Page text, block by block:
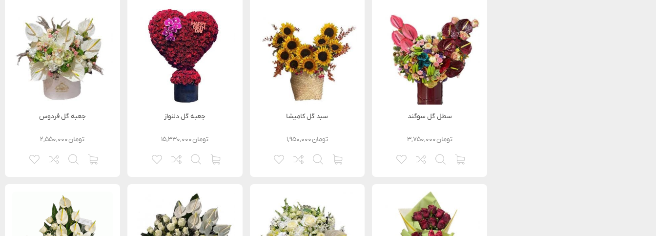
سطل گل سوگند
۳,۷۵۰,۰۰۰تومان
سبد گل کامیشا
۱,۹۵۰,۰۰۰تومان
جعبه گل دلنواز
۱۵,۳۳۰,۰۰۰تومان
جعبه گل فردوس
۲,۵۵۰,۰۰۰تومان